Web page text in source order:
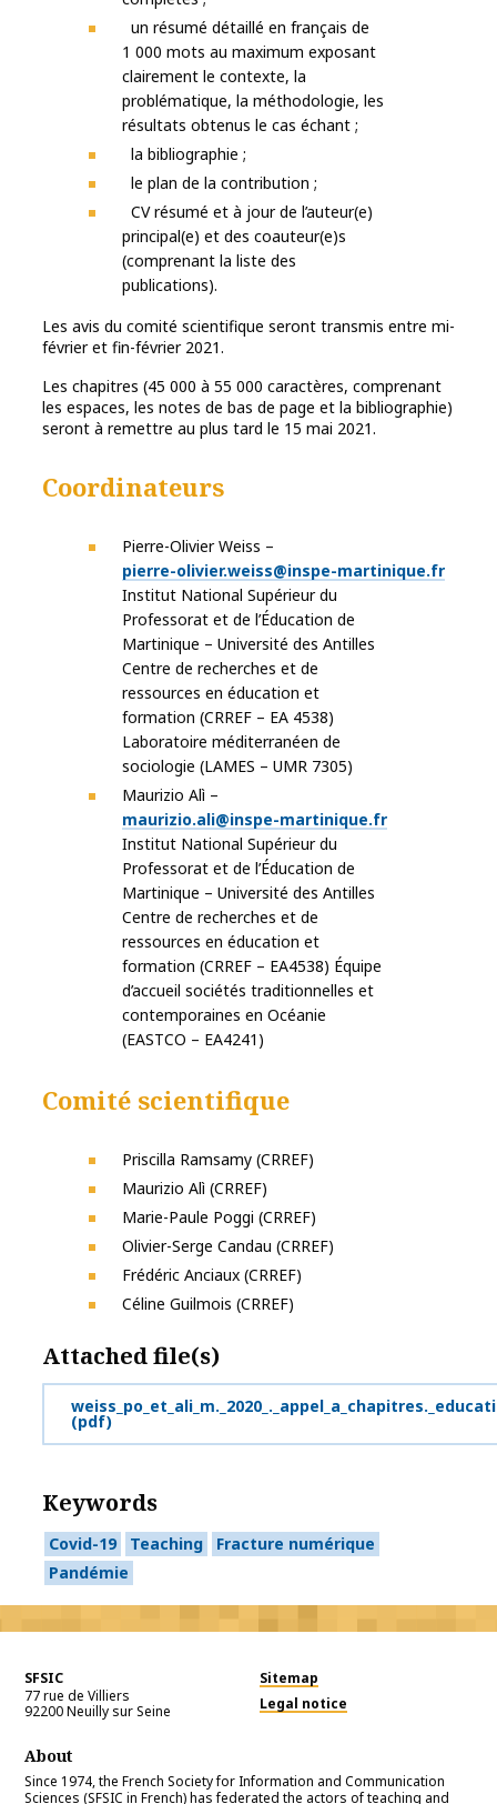
un résumé détaillé en français de
1 000 mots au maximum exposant
clairement le contexte, la
problématique, la méthodologie, les
résultats obtenus le cas échant ;
la bibliographie ;
le plan de la contribution ;
CV résumé et à jour de l’auteur(e)
principal(e) et des coauteur(e)s
(comprenant la liste des
publications).
Les avis du comité scientifique seront transmis entre mi-
février et fin-février 2021.
Les chapitres (45 000 à 55 000 caractères, comprenant
les espaces, les notes de bas de page et la bibliographie)
seront à remettre au plus tard le 15 mai 2021.
Coordinateurs
Pierre-Olivier Weiss –
pierre-olivier.weiss@inspe-martinique.fr
Institut National Supérieur du
Professorat et de l’Éducation de
Martinique – Université des Antilles
Centre de recherches et de
ressources en éducation et
formation (CRREF – EA 4538)
Laboratoire méditerranéen de
sociologie (LAMES – UMR 7305)
Maurizio Alì –
maurizio.ali@inspe-martinique.fr
Institut National Supérieur du
Professorat et de l’Éducation de
Martinique – Université des Antilles
Centre de recherches et de
ressources en éducation et
formation (CRREF – EA4538) Équipe
d’accueil sociétés traditionnelles et
contemporaines en Océanie
(EASTCO – EA4241)
Comité scientifique
Priscilla Ramsamy (CRREF)
Maurizio Alì (CRREF)
Marie-Paule Poggi (CRREF)
Olivier-Serge Candau (CRREF)
Frédéric Anciaux (CRREF)
Céline Guilmois (CRREF)
Attached file(s)
(pdf)
Keywords
Covid-19 Teaching
Fracture numérique
Pandémie
SFSIC
77 rue de Villiers
92200Neuilly sur Seine
Sitemap
Legal notice
About
Since 1974, the French Society for Information and Communication
Sciences (SFSIC in French) has federated the actors of teaching and